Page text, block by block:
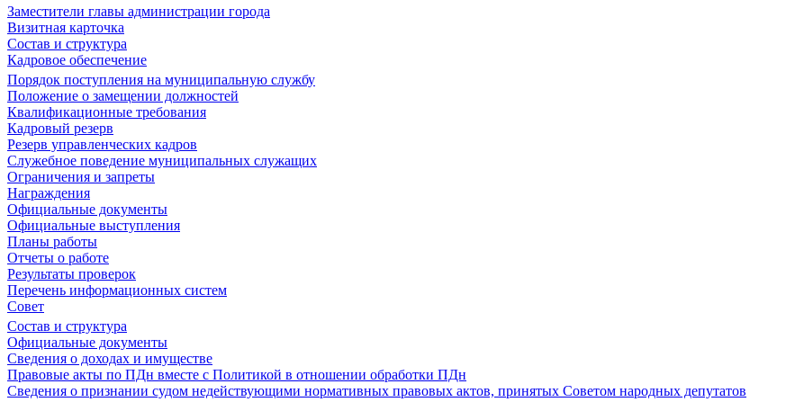
Заместители главы администрации города
Визитная карточка
Состав и структура
Кадровое обеспечение
Порядок поступления на муниципальную службу
Положение о замещении должностей
Квалификационные требования
Кадровый резерв
Резерв управленческих кадров
Служебное поведение муниципальных служащих
Ограничения и запреты
Награждения
Официальные документы
Официальные выступления
Планы работы
Отчеты о работе
Результаты проверок
Перечень информационных систем
Совет
Состав и структура
Официальные документы
Сведения о доходах и имуществе
Правовые акты по ПДн вместе с Политикой в отношении обработки ПДн
Сведения о признании судом недействующими нормативных правовых актов, принятых Советом народных депутатов